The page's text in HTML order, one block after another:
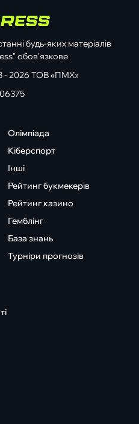
будь-яких матеріалів
обов'язкове
- 2026 ТОВ «ПМХ»
Олімпіада
Кіберспорт
Інші
Рейтинг букмекерів
Рейтинг казино
Гемблінг
База знань
Турніри прогнозів